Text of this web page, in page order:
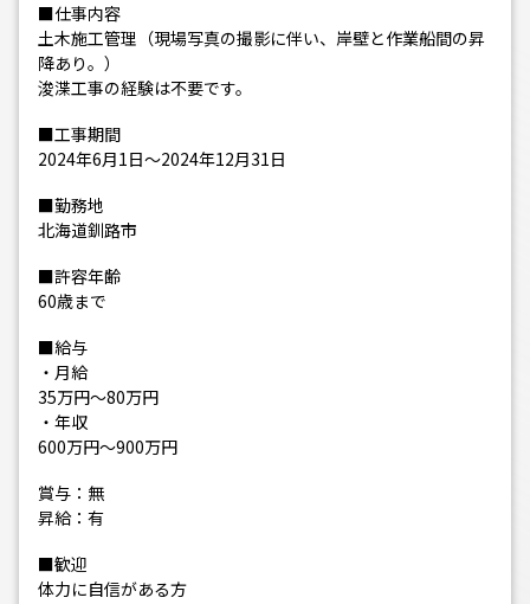
■仕事内容
土木施工管理（現場写真の撮影に伴い、岸壁と作業船間の昇
降あり。）
浚渫工事の経験は不要です。
■工事期間
2024年6月1日～2024年12月31日
■勤務地
北海道釧路市
■許容年齢
60歳まで
■給与
・月給
35万円～80万円
・年収
600万円～900万円
賞与：無
昇給：有
■歓迎
体力に自信がある方